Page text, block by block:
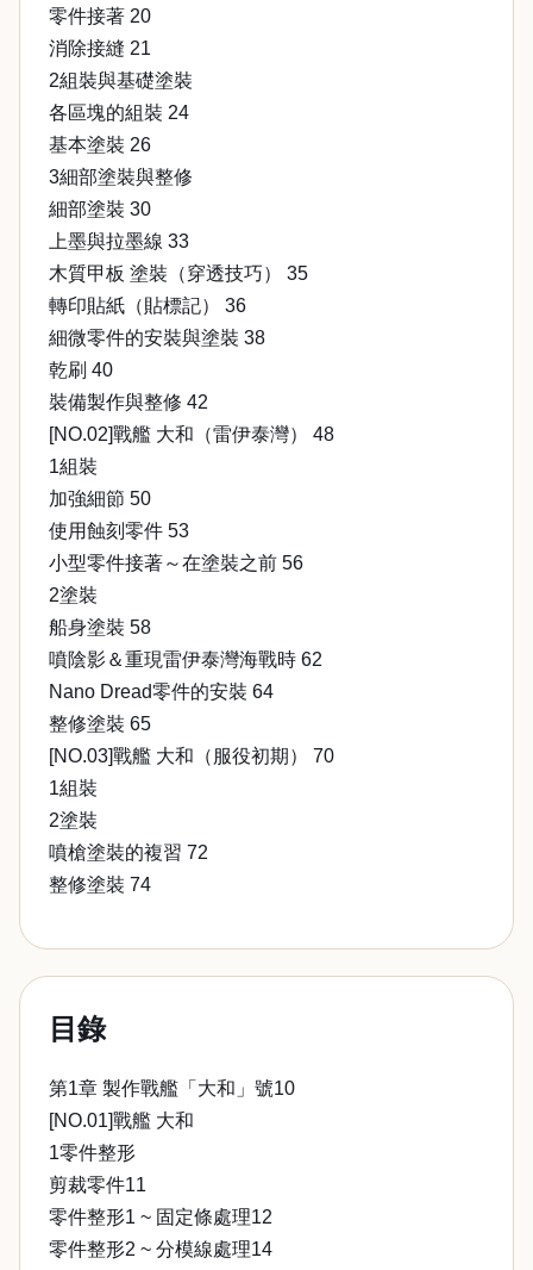
零件接著 20
消除接縫 21
2組裝與基礎塗裝
各區塊的組裝 24
基本塗裝 26
3細部塗裝與整修
細部塗裝 30
上墨與拉墨線 33
木質甲板 塗裝（穿透技巧） 35
轉印貼紙（貼標記） 36
細微零件的安裝與塗裝 38
乾刷 40
裝備製作與整修 42
[NO.02]戰艦 大和（雷伊泰灣） 48
1組裝
加強細節 50
使用蝕刻零件 53
小型零件接著～在塗裝之前 56
2塗裝
船身塗裝 58
噴陰影＆重現雷伊泰灣海戰時 62
Nano Dread零件的安裝 64
整修塗裝 65
[NO.03]戰艦 大和（服役初期） 70
1組裝
2塗裝
噴槍塗裝的複習 72
整修塗裝 74
目錄
第1章 製作戰艦「大和」號10
[NO.01]戰艦 大和
1零件整形
剪裁零件11
零件整形1 ~ 固定條處理12
零件整形2 ~ 分模線處理14